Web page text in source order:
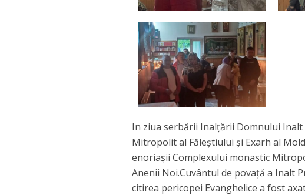
In ziua serbării Inalțării Domnului
Mitropolit al Făleștiului și Exarh al
enoriașii Complexului monastic
Anenii Noi.Cuvântul de povață a Inalt
citirea pericopei Evanghelice a fost